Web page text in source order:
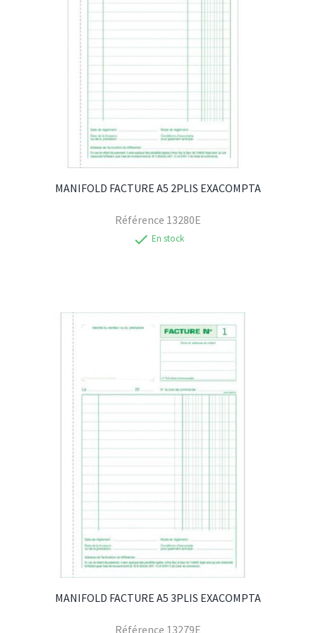
MANIFOLD FACTURE A5 2PLIS EXACOMPTA
Référence 13280E
check En stock
MANIFOLD FACTURE A5 3PLIS EXACOMPTA
Référence 13279E